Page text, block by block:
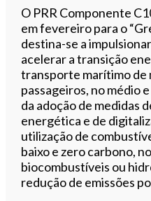
O PRR Componente
em fevereiro para o
destina-se a
acelerar a transição
transporte marítimo de
passageiros, no médio
da adoção de medidas
energética e de
utilização de
baixo e zero carbono,
biocombustíveis ou
redução de emissões